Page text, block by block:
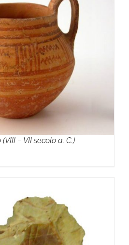
– VII secolo a. C.)